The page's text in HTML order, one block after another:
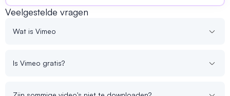
Veelgestelde vragen
Wat is Vimeo
Is Vimeo gratis?